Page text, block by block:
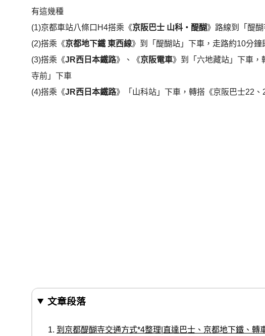
有這幾種
(1)京都車站八條口H4搭乘《京阪巴士 山科・醍醐》路線到「醍醐
(2)搭乘《京都地下鐵 東西線》到「醍醐站」下車，走路約10分鐘
(3)搭乘《JR西日本鐵路》、《京阪電車》到「六地藏站」下車
寺前」下車
(4)搭乘《JR西日本鐵路》「山科站」下車，轉搭《京阪巴士22
文章段落
到京都醍醐寺交通方式*4整理|直達巴士、京都地下鐵、轉